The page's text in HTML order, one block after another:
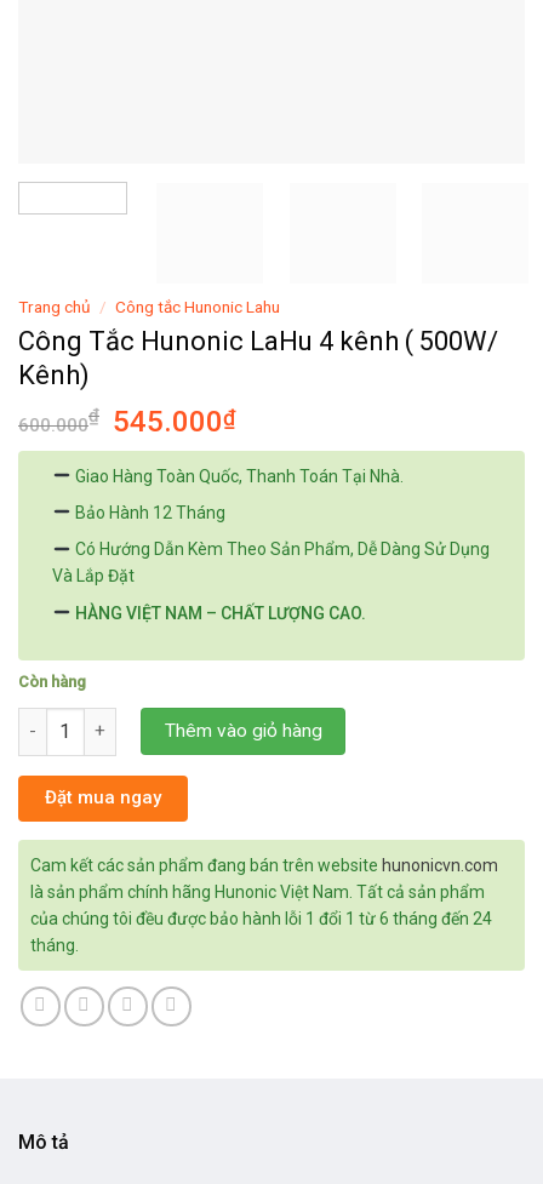
Trang chủ / Công tắc Hunonic Lahu
Công Tắc Hunonic LaHu 4 kênh ( 500W/
Kênh)
600.000₫ 545.000₫
Giao Hàng Toàn Quốc, Thanh Toán Tại Nhà.
Bảo Hành 12 Tháng
Có Hướng Dẫn Kèm Theo Sản Phẩm, Dễ Dàng Sử Dụng
Và Lắp Đặt
HÀNG VIỆT NAM – CHẤT LƯỢNG CAO.
Còn hàng
Công Tắc Hunonic LaHu 4 kênh ( 500W/ Kênh) số lượng
Thêm vào giỏ hàng
Đặt mua ngay
Cam kết các sản phẩm đang bán trên website hunonicvn.com
là sản phẩm chính hãng Hunonic Việt Nam. Tất cả sản phẩm
của chúng tôi đều được bảo hành lỗi 1 đổi 1 từ 6 tháng đến 24
tháng.
Mô tả